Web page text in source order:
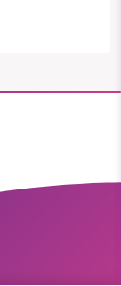
drivit